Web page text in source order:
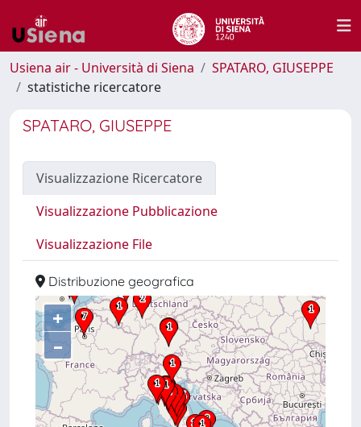
Usiena air - Università di Siena
SPATARO, GIUSEPPE
statistiche ricercatore
SPATARO, GIUSEPPE
Visualizzazione Ricercatore
Visualizzazione Pubblicazione
Visualizzazione File
Distribuzione geografica
+
–